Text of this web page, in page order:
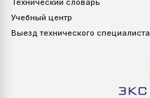
Технический словарь
Учебный центр
Выезд технического специалиста